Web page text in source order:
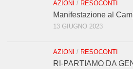
AZIONI / RESOCONTI
Manifestazione al
13 GIUGNO 2023
AZIONI / RESOCONTI
RI-PARTIAMO DA